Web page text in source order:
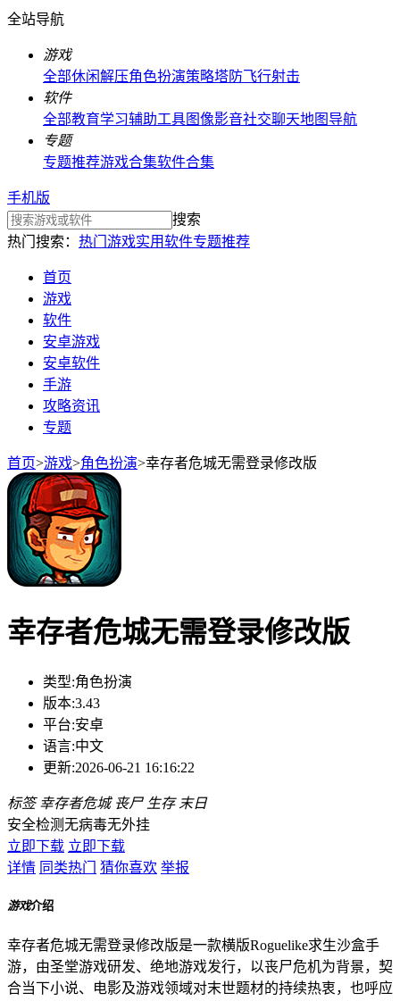
全站导航
游戏
全部休闲解压角色扮演策略塔防飞行射击
软件
全部教育学习辅助工具图像影音社交聊天地图导航
专题
专题推荐游戏合集软件合集
手机版
搜索
热门搜索： 热门游戏实用软件专题推荐
首页
游戏
软件
安卓游戏
安卓软件
手游
攻略资讯
专题
首页>游戏>角色扮演>幸存者危城无需登录修改版
幸存者危城无需登录修改版
类型:角色扮演
版本:3.43
平台:安卓
语言:中文
更新:2026-06-21 16:16:22
标签 幸存者危城 丧尸 生存 末日
安全检测无病毒无外挂
立即下载 立即下载
详情 同类热门 猜你喜欢 举报
游戏介绍
幸存者危城无需登录修改版是一款横版Roguelike求生沙盒手
游，由圣堂游戏研发、绝地游戏发行，以丧尸危机为背景，契
合当下小说、电影及游戏领域对末世题材的持续热衷，也呼应